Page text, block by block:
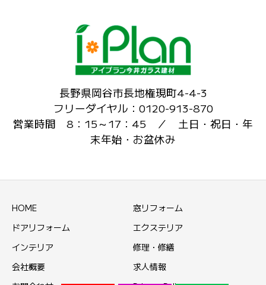
長野県岡谷市長地権現町4-4-3
フリーダイヤル：0120-913-870
営業時間 8：15～17：45 ／ 土日・祝日・年
末年始・お盆休み
HOME
窓リフォーム
ドアリフォーム
エクステリア
インテリア
修理・修繕
会社概要
求人情報